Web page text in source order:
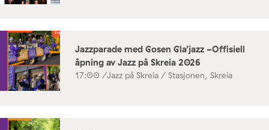
Jazzparade med Gosen Gla’jazz -Offisiell
åpning av Jazz på Skreia 2026
17:00 /Jazz på Skreia / Stasjonen, Skreia